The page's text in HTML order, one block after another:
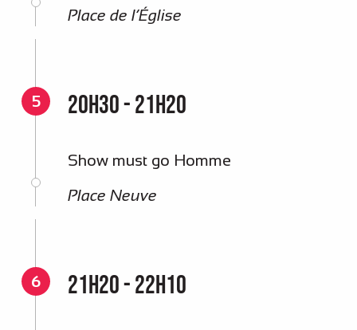
Place de l’Église
5 20h30 - 21h20
Show must go Homme
Place Neuve
6 21h20 - 22h10